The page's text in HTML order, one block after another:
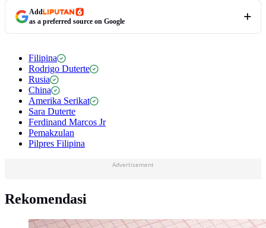
Add
as a preferred source on Google
Filipina
Rodrigo Duterte
Rusia
China
Amerika Serikat
Sara Duterte
Ferdinand Marcos Jr
Pemakzulan
Pilpres Filipina
Advertisement
Rekomendasi